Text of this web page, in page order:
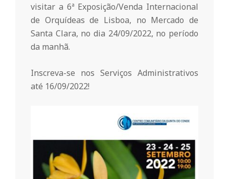
visitar a 6ª Exposição/Venda Internacional
de Orquídeas de Lisboa, no Mercado de
Santa Clara, no dia 24/09/2022, no período
da manhã.
Inscreva-se nos Serviços Administrativos
até 16/09/2022!